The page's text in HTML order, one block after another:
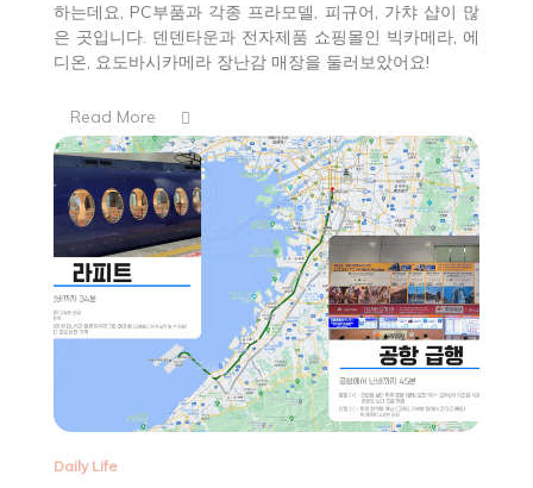
하는데요, PC부품과 각종 프라모델, 피규어, 가챠 샵이 많
은 곳입니다. 덴덴타운과 전자제품 쇼핑몰인 빅카메라, 에
디온, 요도바시카메라 장난감 매장을 둘러보았어요!
Read More
Daily Life